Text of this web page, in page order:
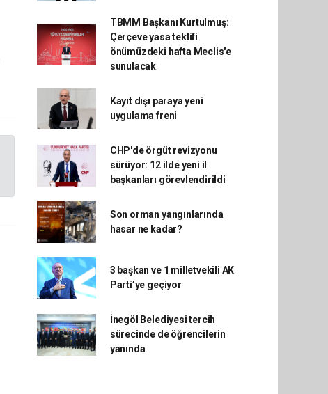
TBMM Başkanı Kurtulmuş:
Çerçeve yasa teklifi
önümüzdeki hafta Meclis'e
sunulacak
Kayıt dışı paraya yeni
uygulama freni
CHP'de örgüt revizyonu
sürüyor: 12 ilde yeni il
başkanları görevlendirildi
Son orman yangınlarında
hasar ne kadar?
3 başkan ve 1 milletvekili AK
Parti’ye geçiyor
İnegöl Belediyesi tercih
sürecinde de öğrencilerin
yanında